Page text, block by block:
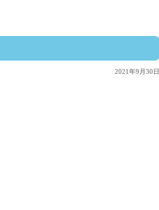
2021年9月30日